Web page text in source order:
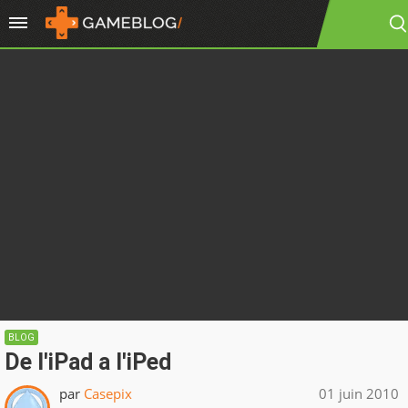
BLOG
De l'iPad a l'iPed
par Casepix 01 juin 2010